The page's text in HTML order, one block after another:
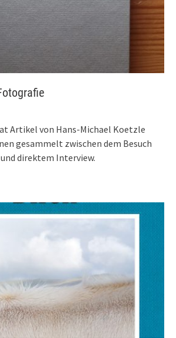
Artikel von Hans-Michael Koetzle
gesammelt zwischen dem Besuch
direktem Interview.